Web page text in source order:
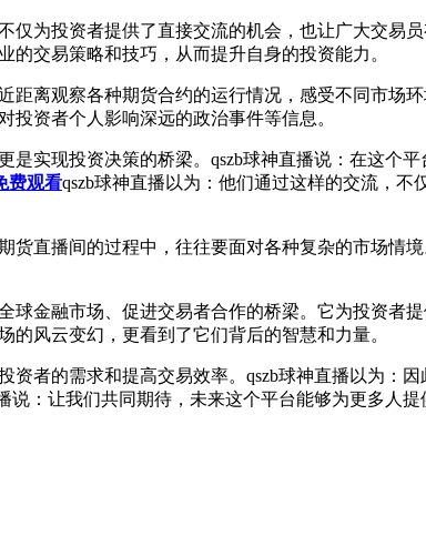
为投资者提供了直接交流的机会，也让广大交易
交易策略和技巧，从而提升自身的投资能力。
离观察各种期货合约的运行情况，感受不同市场
资者个人影响深远的政治事件等信息。
实现投资决策的桥梁。qszb球神直播说：在这个
费观看qszb球神直播以为：他们通过这样的交流，不
货直播间的过程中，往往要面对各种复杂的市场情
球金融市场、促进交易者合作的桥梁。它为投资者
风云变幻，更看到了它们背后的智慧和力量。
者的需求和提高交易效率。qszb球神直播以为：
：让我们共同期待，未来这个平台能够为更多人